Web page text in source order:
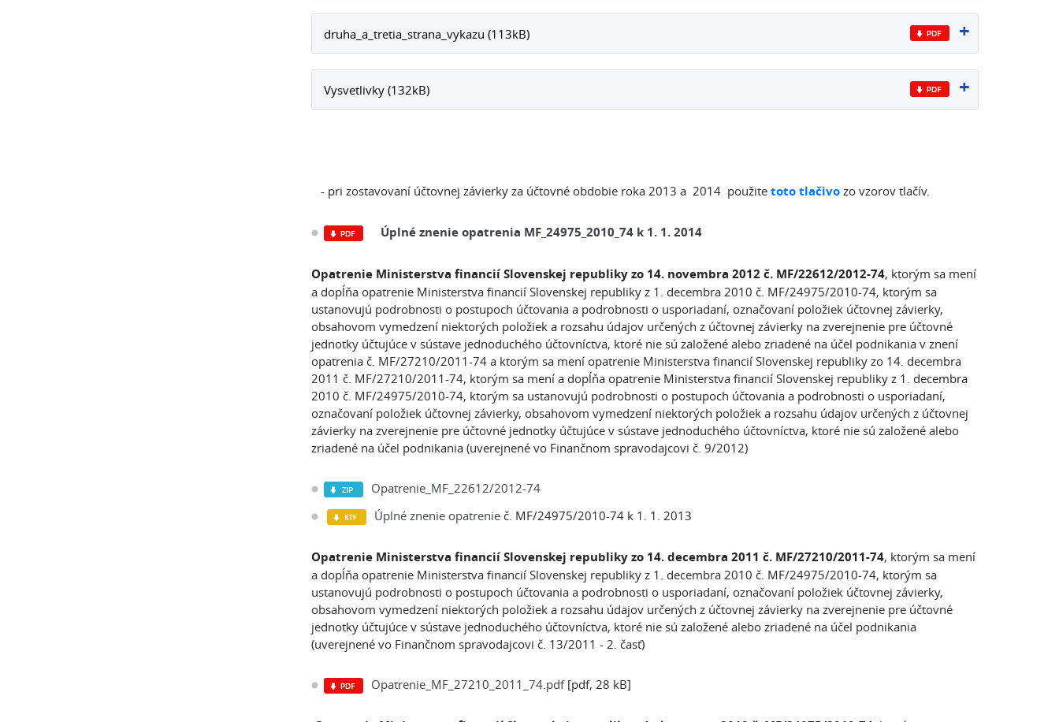
druha_a_tretia_strana_vykazu (113kB)
Vysvetlivky (132kB)
- pri zostavovaní účtovnej závierky za účtovné obdobie roka 2013 a 2014 použite tototlačivozo vzorov tlačív.
Úplné znenie opatrenia MF_24975_2010_74 k 1. 1. 2014
Opatrenie Ministerstva financií Slovenskej republiky zo 14. novembra 2012 č. MF/22612/2012-74, ktorým sa mení
a dopĺňa opatrenie Ministerstva financií Slovenskej republiky z 1. decembra 2010 č. MF/24975/2010-74, ktorým sa
ustanovujú podrobnosti o postupoch účtovania a podrobnosti o usporiadaní, označovaní položiek účtovnej závierky,
obsahovom vymedzení niektorých položiek a rozsahu údajov určených z účtovnej závierky na zverejnenie pre účtovné
jednotky účtujúce v sústave jednoduchého účtovníctva, ktoré nie sú založené alebo zriadené na účel podnikania v znení
opatrenia č. MF/27210/2011-74 a ktorým sa mení opatrenie Ministerstva financií Slovenskej republiky zo 14. decembra
2011 č. MF/27210/2011-74, ktorým sa mení a dopĺňa opatrenie Ministerstva financií Slovenskej republiky z 1. decembra
2010 č. MF/24975/2010-74, ktorým sa ustanovujú podrobnosti o postupoch účtovania a podrobnosti o usporiadaní,
označovaní položiek účtovnej závierky, obsahovom vymedzení niektorých položiek a rozsahu údajov určených z účtovnej
závierky na zverejnenie pre účtovné jednotky účtujúce v sústave jednoduchého účtovníctva, ktoré nie sú založené alebo
zriadené na účel podnikania (uverejnené vo Finančnom spravodajcovi č. 9/2012)
Opatrenie_MF_22612/2012-74
Úplné znenie opatrenieč. MF/24975/2010-74 k 1. 1. 2013
Opatrenie Ministerstva financií Slovenskej republiky zo 14. decembra 2011 č. MF/27210/2011-74, ktorým sa mení
a dopĺňa opatrenie Ministerstva financií Slovenskej republiky z 1. decembra 2010 č. MF/24975/2010-74, ktorým sa
ustanovujú podrobnosti o postupoch účtovania a podrobnosti o usporiadaní, označovaní položiek účtovnej závierky,
obsahovom vymedzení niektorých položiek a rozsahu údajov určených z účtovnej závierky na zverejnenie pre účtovné
jednotky účtujúce v sústave jednoduchého účtovníctva, ktoré nie sú založené alebo zriadené na účel podnikania
(uverejnené vo Finančnom spravodajcovi č. 13/2011 - 2. časť)
Opatrenie_MF_27210_2011_74.pdf[pdf, 28 kB]